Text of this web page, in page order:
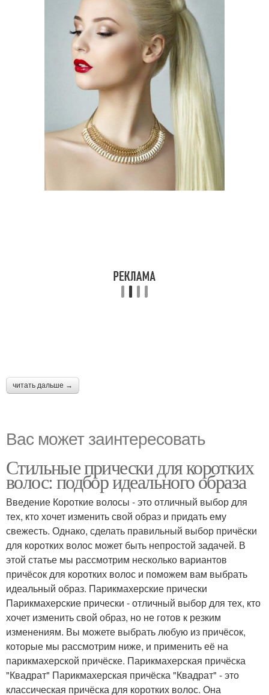
Пышные прически Простые прически
Косичка на коротких
волосах
читать дальше →
Вас может заинтересовать
Стильные прически для коротких
волос: подбор идеального образа
Введение Короткие волосы - это отличный выбор для
тех, кто хочет изменить свой образ и придать ему
свежесть. Однако, сделать правильный выбор причёски
для коротких волос может быть непростой задачей. В
этой статье мы рассмотрим несколько вариантов
причёсок для коротких волос и поможем вам выбрать
идеальный образ. Парикмахерские прически
Парикмахерские прически - отличный выбор для тех, кто
хочет изменить свой образ, но не готов к резким
изменениям. Вы можете выбрать любую из причёсок,
которые мы рассмотрим ниже, и применить её на
парикмахерской причёске. Парикмахерская причёска
"Квадрат" Парикмахерская причёска "Квадрат" - это
классическая причёска для коротких волос. Она